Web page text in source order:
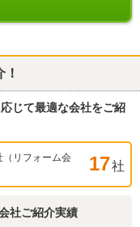
じて最適な会社をご紹
（リフォーム会
17社
社ご紹介実績